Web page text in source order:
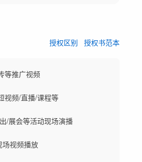
授权区别 授权书范本
等推广视频
视频/直播/课程等
/展会等活动现场演播
场视频播放